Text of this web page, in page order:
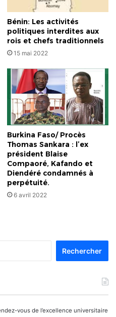
Bénin: Les activités
politiques interdites aux
rois et chefs traditionnels
15 mai 2022
Burkina Faso/ Procès
Thomas Sankara : l’ex
président Blaise
Compaoré, Kafando et
Diendéré condamnés à
perpétuité.
6 avril 2022
vous de l’excellence universitaire